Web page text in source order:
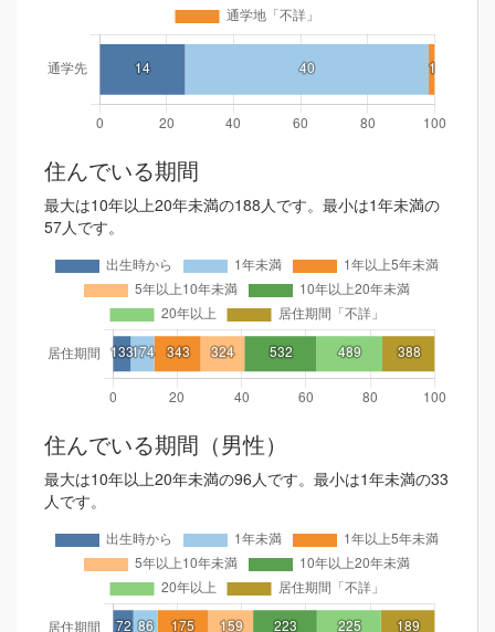
住んでいる期間
最大は10年以上20年未満の188人です。最小は1年未満の
57人です。
住んでいる期間（男性）
最大は10年以上20年未満の96人です。最小は1年未満の33
人です。